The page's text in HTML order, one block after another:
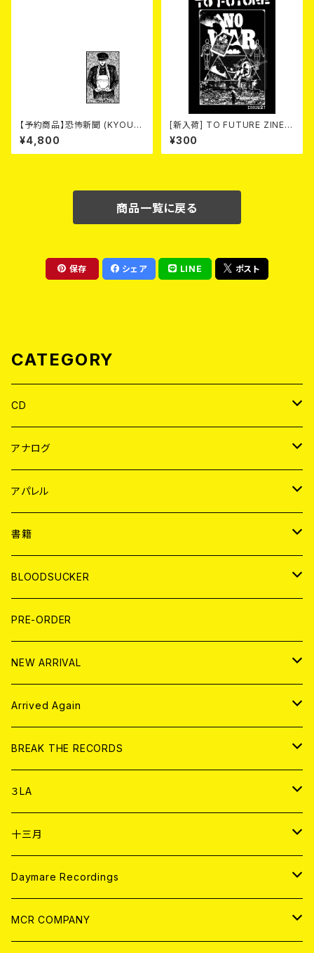
【予約商品】恐怖新聞 (KYOUF
U SHINBUN) / 死 (LP)【8月15
日発売】
¥4,800
[新入荷] TO FUTURE ZINE 2
026 issue 21 -NO WAR! NO
HATE!- (ZINE)
¥300
商品一覧に戻る
保存 シェア LINE ポスト
CATEGORY
CD
JAPAN
WORLD
アナログ
JAPAN
７EP
LP
WORLD
7EP
LP
アパレル
JAPAN
T-shirt
HOOD
WORLD
T-shirt
HOOD
書籍
MAGAZINE
BOLLOCKS
EL ZINE
写真集 (PHOTOBOOK)
BLOODSUCKER
CD
アナログ
アパレル
書籍
DIGITAL CONTENTS
PRE-ORDER
NEW ARRIVAL
CD
アナログ
Arrived Again
CD
アナログ
BREAK THE RECORDS
CD
ANALOG
アパレル
３LA
CD
ANALOG
十三月
CD
ANALOG
Daymare Recordings
CD
MCR COMPANY